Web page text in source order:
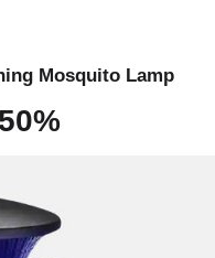
Mosquito Lamp